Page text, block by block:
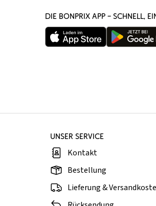
DIE BONPRIX APP – SCHNELL,
UNSER SERVICE
Kontakt
Bestellung
Lieferung &